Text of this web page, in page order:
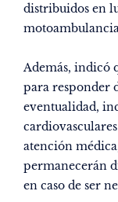
distribuidos en
Además, indicó
para responder
eventualidad,
atención
permanecerán
en caso de ser